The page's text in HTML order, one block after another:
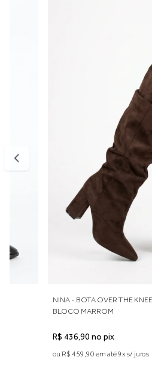
Clássica, elegante e atemporal, é uma
busca conforto e presença em um
Altura do salto: Aproximadamente 3 cm
Diferencial: Cano super longo com
Palmilha: Macia e confortável
34 — aproximadamente 22,5 cm
35 — aproximadamente 23 cm
36 — aproximadamente 24 cm
37 — aproximadamente 25 cm
38 — aproximadamente 25,5 cm
39 — aproximadamente 26,5 cm
Indicamos medir o comprimento do
recomendamos optar pelo número
NINA - BOTA OVER THE
BLOCO MARROM
R$ 436,90 no pix
ou R$ 459,90 em até 9x s/ juros